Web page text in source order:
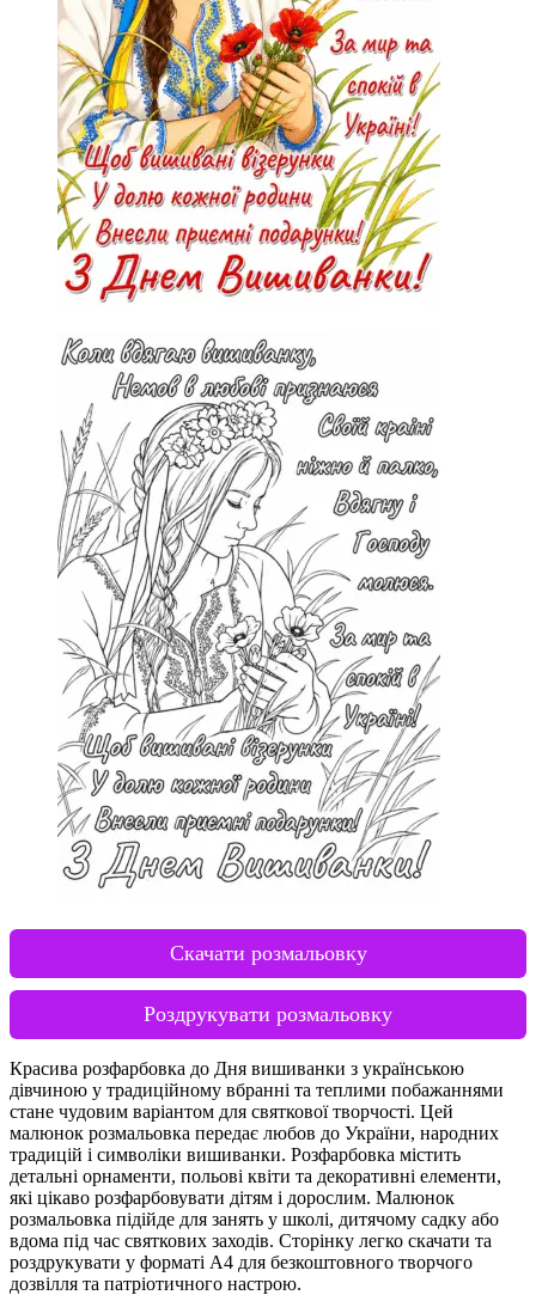
Скачати розмальовку
Роздрукувати розмальовку
Красива розфарбовка до Дня вишиванки з українською
дівчиною у традиційному вбранні та теплими побажаннями
стане чудовим варіантом для святкової творчості. Цей
малюнок розмальовка передає любов до України, народних
традицій і символіки вишиванки. Розфарбовка містить
детальні орнаменти, польові квіти та декоративні елементи,
які цікаво розфарбовувати дітям і дорослим. Малюнок
розмальовка підійде для занять у школі, дитячому садку або
вдома під час святкових заходів. Сторінку легко скачати та
роздрукувати у форматі А4 для безкоштовного творчого
дозвілля та патріотичного настрою.